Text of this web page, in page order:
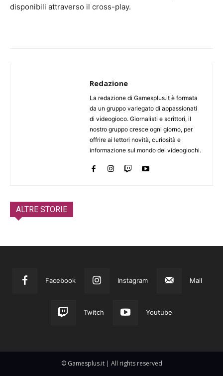
disponibili attraverso il cross-play.
Redazione
La redazione di Gamesplus.it è formata
da un gruppo variegato di appassionati
di videogioco. Giornalisti e scrittori, il
nostro gruppo cresce ogni giorno, per
offrire ai lettori novità, curiosità e
informazione sul mondo dei videogiochi.
ALTRE STORIE
Facebook Instagram Mail
Twitch Youtube
© Gamesplus.it | All rights reserved